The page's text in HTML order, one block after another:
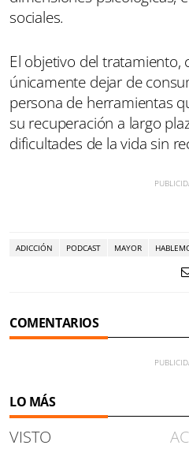
sociales.
El objetivo del tratamiento,
únicamente dejar de
persona de herramientas
su recuperación a largo
dificultades de la vida sin
ADICCIÓN PODCAST MAYOR
COMENTARIOS
LO MÁS
VISTO